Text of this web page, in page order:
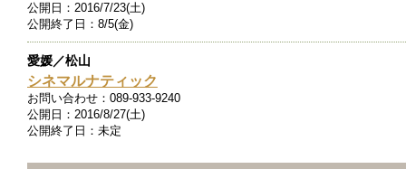
公開日： 2016/7/23(土)
公開終了日： 8/5(金)
愛媛／松山
シネマルナティック
お問い合わせ： 089-933-9240
公開日： 2016/8/27(土)
公開終了日： 未定